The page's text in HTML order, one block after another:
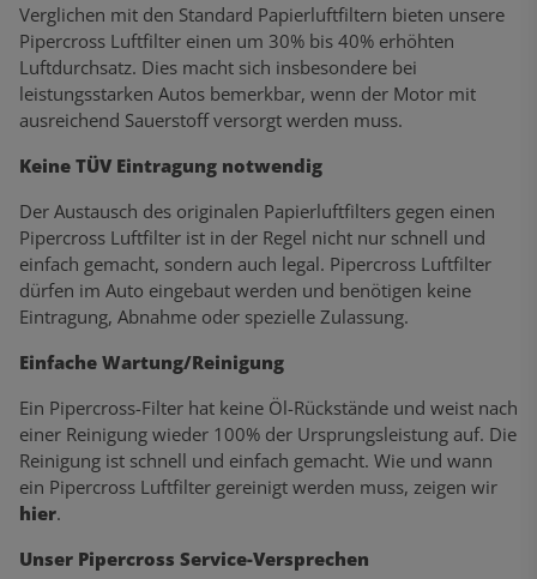
Verglichen mit den Standard Papierluftfiltern bieten unsere
Pipercross Luftfilter einen um 30% bis 40% erhöhten
Luftdurchsatz. Dies macht sich insbesondere bei
leistungsstarken Autos bemerkbar, wenn der Motor mit
ausreichend Sauerstoff versorgt werden muss.
Keine TÜV Eintragung notwendig
Der Austausch des originalen Papierluftfilters gegen einen
Pipercross Luftfilter ist in der Regel nicht nur schnell und
einfach gemacht, sondern auch legal. Pipercross Luftfilter
dürfen im Auto eingebaut werden und benötigen keine
Eintragung, Abnahme oder spezielle Zulassung.
Einfache Wartung/Reinigung
Ein Pipercross-Filter hat keine Öl-Rückstände und weist nach
einer Reinigung wieder 100% der Ursprungsleistung auf. Die
Reinigung ist schnell und einfach gemacht. Wie und wann
ein Pipercross Luftfilter gereinigt werden muss, zeigen wir
hier.
Unser Pipercross Service-Versprechen